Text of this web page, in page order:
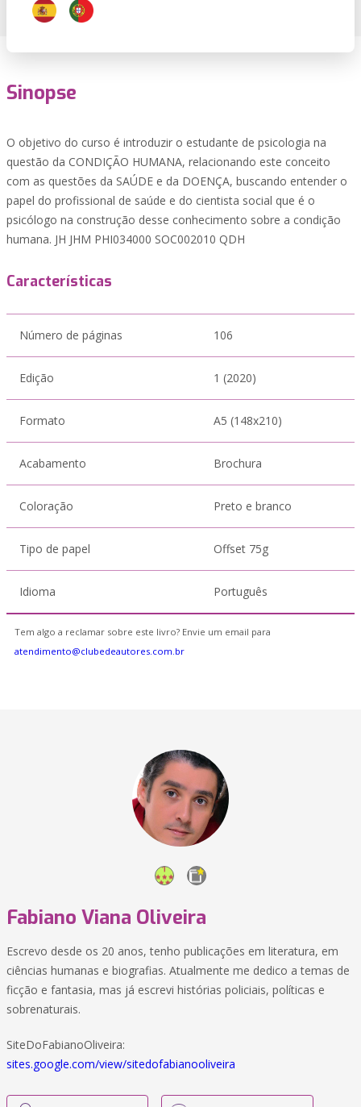
Sinopse
O objetivo do curso é introduzir o estudante de psicologia na
questão da CONDIÇÃO HUMANA, relacionando este conceito
com as questões da SAÚDE e da DOENÇA, buscando entender o
papel do profissional de saúde e do cientista social que é o
psicólogo na construção desse conhecimento sobre a condição
humana. JH JHM PHI034000 SOC002010 QDH
Características
Número de páginas 106
Edição 1 (2020)
Formato A5 (148x210)
Acabamento Brochura
Coloração Preto e branco
Tipo de papel Offset 75g
Idioma Português
Tem algo a reclamar sobre este livro? Envie um email para
atendimento@clubedeautores.com.br
Fabiano Viana Oliveira
Escrevo desde os 20 anos, tenho publicações em literatura, em
ciências humanas e biografias. Atualmente me dedico a temas de
ficção e fantasia, mas já escrevi histórias policiais, políticas e
sobrenaturais.
SiteDoFabianoOliveira:
sites.google.com/view/sitedofabianooliveira